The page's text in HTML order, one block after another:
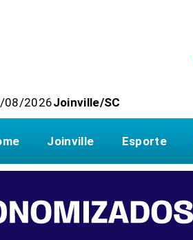
08/2026Joinville/SC
Joinville Esporte